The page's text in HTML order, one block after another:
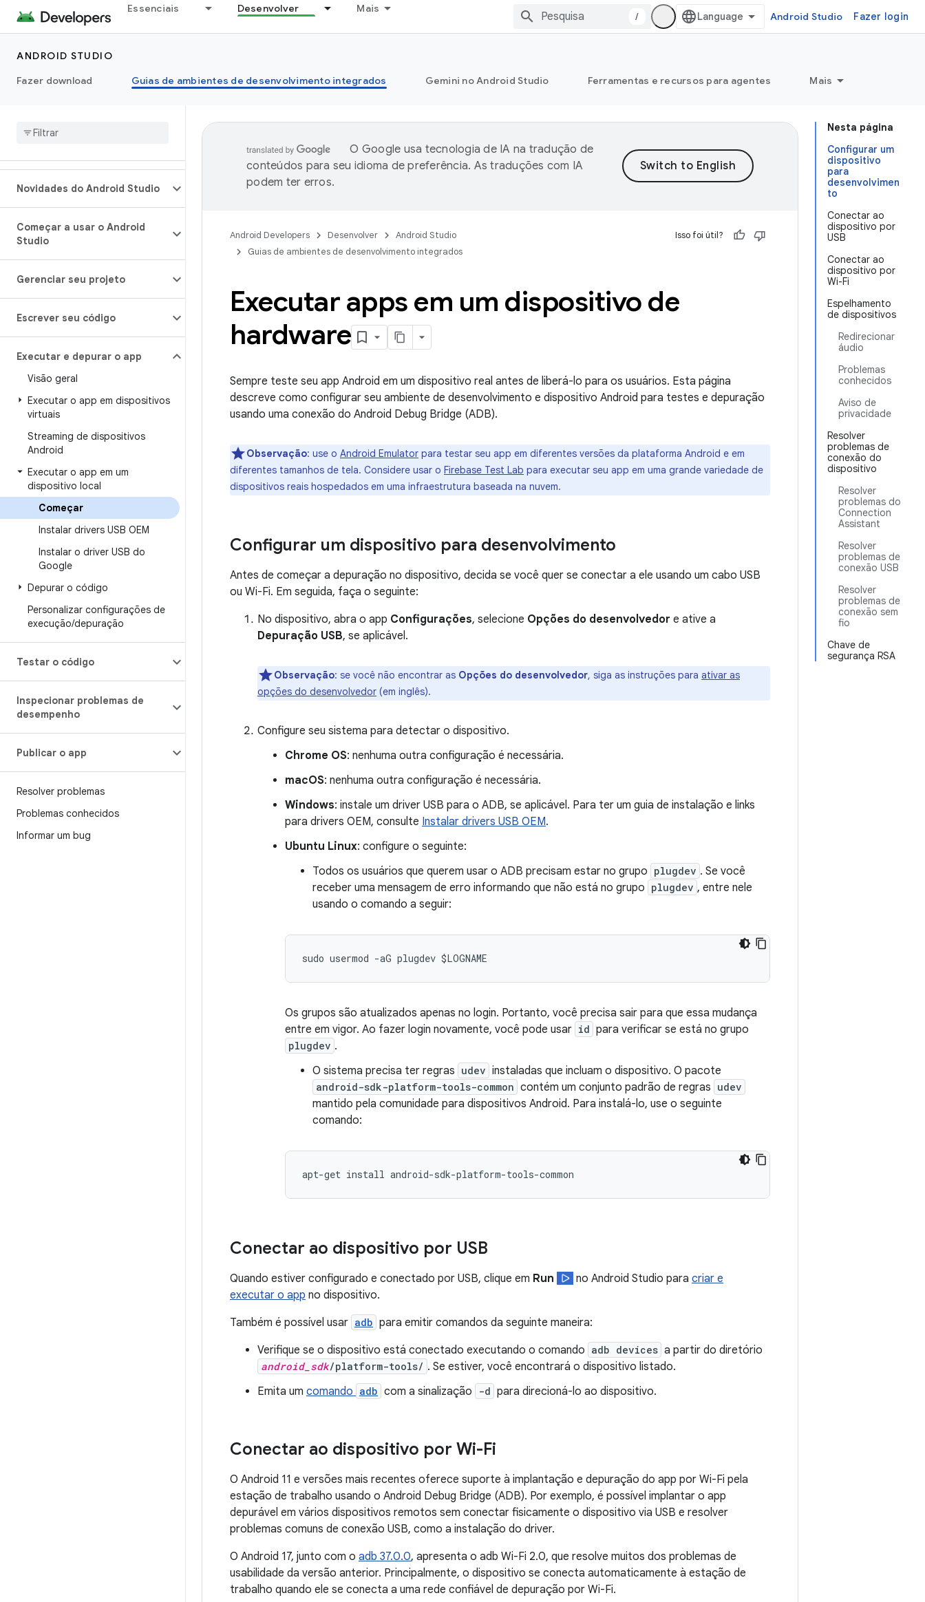
Essenciais Desenvolver Mais
/ Android Studio Fazer login
ANDROID STUDIO
Fazer download
Guias de ambientes de desenvolvimento integrados Gemini no Android Studio Ferramentas e recursos para agentes Mais
Novidades do Android Studio
Começar a usar o Android
Studio
Gerenciar seu projeto
Escrever seu código
Executar e depurar o app
Visão geral
Executar o app em dispositivos
virtuais
Streaming de dispositivos
Android
Executar o app em um
dispositivo local
Começar
Instalar drivers USB OEM
Instalar o driver USB do
Google
Depurar o código
Personalizar configurações de
execução/depuração
Testar o código
Inspecionar problemas de
desempenho
Publicar o app
Resolver problemas
Problemas conhecidos
Informar um bug
Nesta página
Configurar um
dispositivo
para
desenvolvimen
to
Conectar ao
dispositivo por
USB
Conectar ao
dispositivo por
Wi-Fi
Espelhamento
de dispositivos
Redirecionar
áudio
Problemas
conhecidos
Aviso de
privacidade
Resolver
problemas de
conexão do
dispositivo
Resolver
problemas do
Connection
Assistant
Resolver
problemas de
conexão USB
Resolver
problemas de
conexão sem
fio
Chave de
segurança RSA
O Google usa tecnologia de IA na tradução de
conteúdos para seu idioma de preferência. As traduções com IA
podem ter erros.
Android Developers Desenvolver
Android Studio
Guias de ambientes de desenvolvimento integrados
Isso foi útil?
Executar apps em um dispositivo de
hardware
Sempre teste seu app Android em um dispositivo real antes de liberá-lo para os usuários. Esta página
descreve como configurar seu ambiente de desenvolvimento e dispositivo Android para testes e depuração
usando uma conexão do Android Debug Bridge (ADB).
Observação: use o Android Emulator para testar seu app em diferentes versões da plataforma Android e em
diferentes tamanhos de tela. Considere usar o Firebase Test Lab para executar seu app em uma grande variedade de
dispositivos reais hospedados em uma infraestrutura baseada na nuvem.
Configurar um dispositivo para desenvolvimento
Antes de começar a depuração no dispositivo, decida se você quer se conectar a ele usando um cabo USB
ou Wi-Fi. Em seguida, faça o seguinte:
No dispositivo, abra o app Configurações, selecione Opções do desenvolvedor e ative a
Depuração USB, se aplicável.
Observação: se você não encontrar as Opções do desenvolvedor, siga as instruções para ativar as
opções do desenvolvedor (em inglês).
Configure seu sistema para detectar o dispositivo.
Chrome OS: nenhuma outra configuração é necessária.
macOS: nenhuma outra configuração é necessária.
Windows: instale um driver USB para o ADB, se aplicável. Para ter um guia de instalação e links
para drivers OEM, consulte Instalar drivers USB OEM.
Ubuntu Linux: configure o seguinte:
Todos os usuários que querem usar o ADB precisam estar no grupo plugdev . Se você
receber uma mensagem de erro informando que não está no grupo plugdev , entre nele
usando o comando a seguir:
Os grupos são atualizados apenas no login. Portanto, você precisa sair para que essa mudança
entre em vigor. Ao fazer login novamente, você pode usar id para verificar se está no grupo
plugdev .
O sistema precisa ter regras udev instaladas que incluam o dispositivo. O pacote
android-sdk-platform-tools-common contém um conjunto padrão de regras udev
mantido pela comunidade para dispositivos Android. Para instalá-lo, use o seguinte
comando:
Conectar ao dispositivo por USB
Quando estiver configurado e conectado por USB, clique em Run no Android Studio para criar e
executar o app no dispositivo.
Também é possível usar adb para emitir comandos da seguinte maneira:
Verifique se o dispositivo está conectado executando o comando adb devices a partir do diretório
android_sdk/platform-tools/ . Se estiver, você encontrará o dispositivo listado.
Emita um comando adb com a sinalização -d para direcioná-lo ao dispositivo.
Conectar ao dispositivo por Wi-Fi
O Android 11 e versões mais recentes oferece suporte à implantação e depuração do app por Wi-Fi pela
estação de trabalho usando o Android Debug Bridge (ADB). Por exemplo, é possível implantar o app
depurável em vários dispositivos remotos sem conectar fisicamente o dispositivo via USB e resolver
problemas comuns de conexão USB, como a instalação do driver.
O Android 17, junto com o adb 37.0.0, apresenta o adb Wi-Fi 2.0, que resolve muitos dos problemas de
usabilidade da versão anterior. Principalmente, o dispositivo se conecta automaticamente à estação de
trabalho quando ele se conecta a uma rede confiável de depuração por Wi-Fi.